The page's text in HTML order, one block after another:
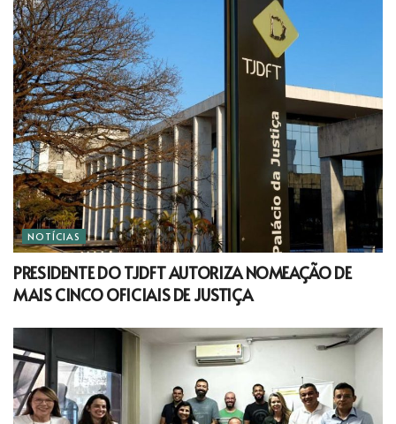
NOTÍCIAS
PRESIDENTE DO TJDFT AUTORIZA NOMEAÇÃO DE
MAIS CINCO OFICIAIS DE JUSTIÇA